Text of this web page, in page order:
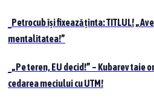
Petrocub își fixează ținta: TITLUL!
mentalitatea!”
„Pe teren, EU decid!” – Kubarev taie
cedarea meciului cu UTM!